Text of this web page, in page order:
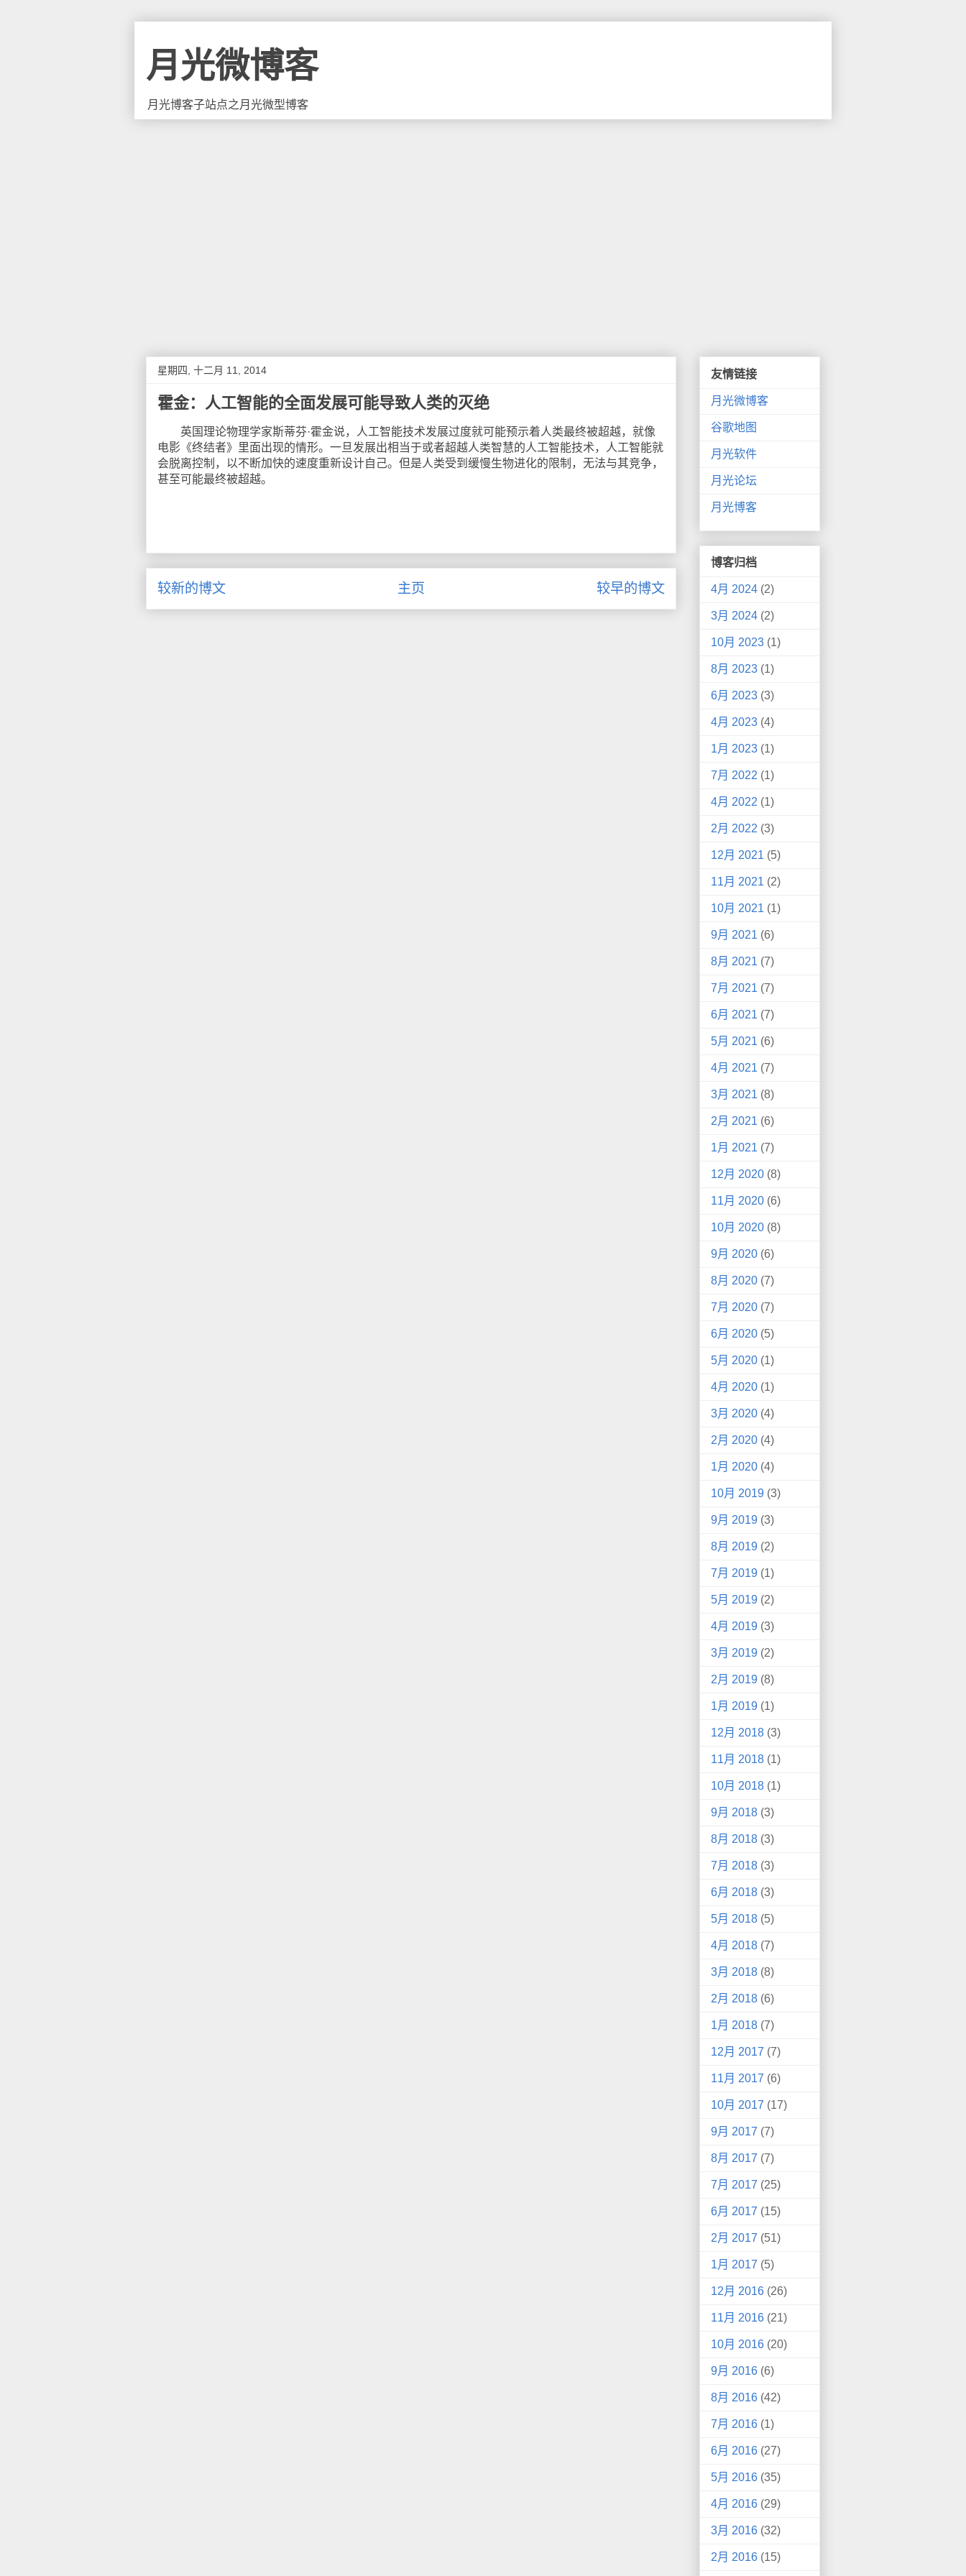
月光微博客
月光博客子站点之月光微型博客
星期四, 十二月 11, 2014
霍金：人工智能的全面发展可能导致人类的灭绝
英国理论物理学家斯蒂芬·霍金说，人工智能技术发展过度就可能预示着人类最终被超越，就像
电影《终结者》里面出现的情形。一旦发展出相当于或者超越人类智慧的人工智能技术，人工智能就
会脱离控制，以不断加快的速度重新设计自己。但是人类受到缓慢生物进化的限制，无法与其竞争，
甚至可能最终被超越。
较新的博文 较早的博文
主页
友情链接
月光微博客
谷歌地图
月光软件
月光论坛
月光博客
博客归档
4月 2024 (2)
3月 2024 (2)
10月 2023 (1)
8月 2023 (1)
6月 2023 (3)
4月 2023 (4)
1月 2023 (1)
7月 2022 (1)
4月 2022 (1)
2月 2022 (3)
12月 2021 (5)
11月 2021 (2)
10月 2021 (1)
9月 2021 (6)
8月 2021 (7)
7月 2021 (7)
6月 2021 (7)
5月 2021 (6)
4月 2021 (7)
3月 2021 (8)
2月 2021 (6)
1月 2021 (7)
12月 2020 (8)
11月 2020 (6)
10月 2020 (8)
9月 2020 (6)
8月 2020 (7)
7月 2020 (7)
6月 2020 (5)
5月 2020 (1)
4月 2020 (1)
3月 2020 (4)
2月 2020 (4)
1月 2020 (4)
10月 2019 (3)
9月 2019 (3)
8月 2019 (2)
7月 2019 (1)
5月 2019 (2)
4月 2019 (3)
3月 2019 (2)
2月 2019 (8)
1月 2019 (1)
12月 2018 (3)
11月 2018 (1)
10月 2018 (1)
9月 2018 (3)
8月 2018 (3)
7月 2018 (3)
6月 2018 (3)
5月 2018 (5)
4月 2018 (7)
3月 2018 (8)
2月 2018 (6)
1月 2018 (7)
12月 2017 (7)
11月 2017 (6)
10月 2017 (17)
9月 2017 (7)
8月 2017 (7)
7月 2017 (25)
6月 2017 (15)
2月 2017 (51)
1月 2017 (5)
12月 2016 (26)
11月 2016 (21)
10月 2016 (20)
9月 2016 (6)
8月 2016 (42)
7月 2016 (1)
6月 2016 (27)
5月 2016 (35)
4月 2016 (29)
3月 2016 (32)
2月 2016 (15)